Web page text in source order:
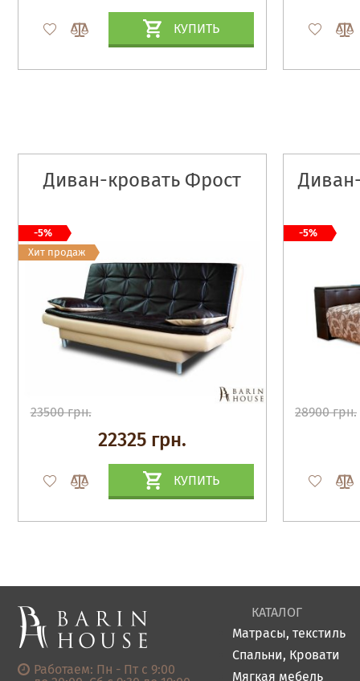
КУПИТЬ
Диван-кровать Фрост
23500 грн.
22325 грн.
КУПИТЬ
-5%
Хит продаж
28900 грн.
-5%
Работаем: Пн - Пт с 9:00
КАТАЛОГ
Матрасы, текстиль
Спальни, Кровати
Мягкая мебель